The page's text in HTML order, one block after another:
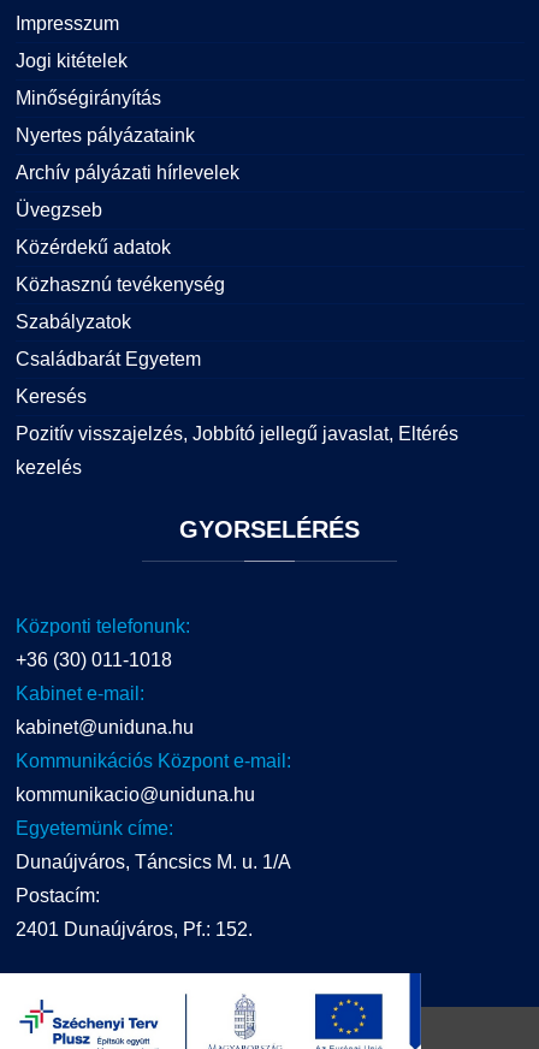
Impresszum
Jogi kitételek
Minőségirányítás
Nyertes pályázataink
Archív pályázati hírlevelek
Üvegzseb
Közérdekű adatok
Közhasznú tevékenység
Szabályzatok
Családbarát Egyetem
Keresés
Pozitív visszajelzés, Jobbító jellegű javaslat, Eltérés
kezelés
GYORSELÉRÉS
Központi telefonunk:
+36 (30) 011-1018
Kabinet e-mail:
kabinet@uniduna.hu
Kommunikációs Központ e-mail:
kommunikacio@uniduna.hu
Egyetemünk címe:
Dunaújváros, Táncsics M. u. 1/A
Postacím:
2401 Dunaújváros, Pf.: 152.